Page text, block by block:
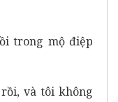
trong mộ điệp
và tôi không